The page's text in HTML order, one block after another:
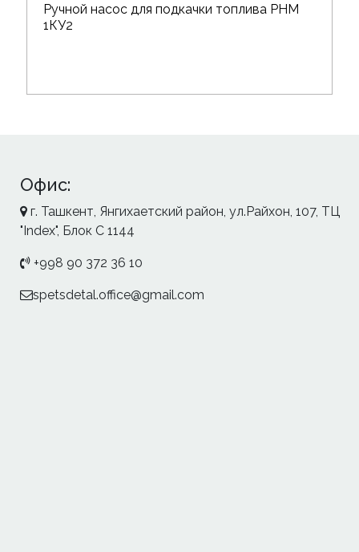
Ручной насос для подкачки топлива РНМ
1КУ2
Офис:
г. Ташкент, Янгихаетский район, ул.Райхон, 107, ТЦ
"Index", Блок С 1144
+998 90 372 36 10
spetsdetal.office@gmail.com